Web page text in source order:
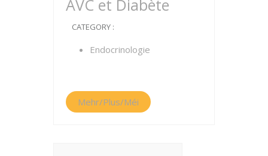
AVC et Diabète
CATEGORY :
Endocrinologie
Mehr/Plus/Méi